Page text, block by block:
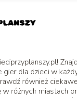
gier dla dzieci w
również
w różnych miastach